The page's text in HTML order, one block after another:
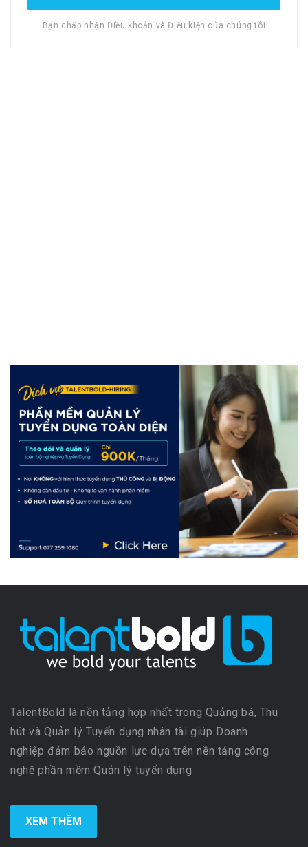
Bạn chấp nhận Điều khoản và Điều kiện của chúng tôi
TalentBold là nền tảng hợp nhất trong Quảng bá, Thu
hút và Quản lý Tuyển dụng nhân tài giúp Doanh
nghiệp đảm bảo nguồn lực dựa trên nền tảng công
nghệ phần mềm Quản lý tuyển dụng
XEM THÊM